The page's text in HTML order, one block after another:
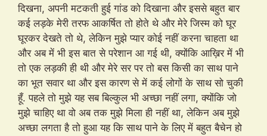
दिखना, अपनी मटकती हुई गांड को दिखाना और इससे बहुत बार
कई लड़के मेरी तरफ आकर्षित तो होते थे और मेरे जिस्म को घूर
घूरकर देखते तो थे, लेकिन मुझे प्यार कोई नहीं करना चाहता था
और अब में भी इस बात से परेशान आ गई थी, क्योंकि आख़िर में भी
तो एक लड़की ही थी और मेरे सर पर तो बस किसी का साथ पाने
का भूत सवार था और इस कारण से में कई लोगों के साथ सो चुकी
हूँ. पहले तो मुझे यह सब बिल्कुल भी अच्छा नहीं लगा, क्योंकि जो
मुझे चाहिए था वो अब तक मुझे मिला ही नहीं था, लेकिन अब मुझे
अच्छा लगता है तो हुआ यह कि साथ पाने के लिए में बहुत बैचेन हो